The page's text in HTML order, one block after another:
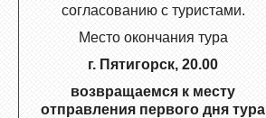
согласованию с туристами.
Место окончания тура
г. Пятигорск, 20.00
возвращаемся к месту
отправления первого дня тура